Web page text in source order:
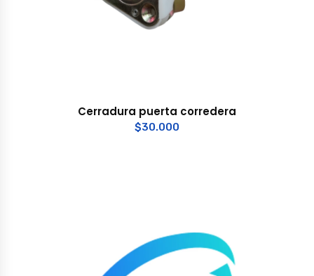
Cerradura puerta corredera
$30.000